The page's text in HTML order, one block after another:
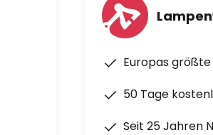
Europas
50 Tage
Seit 25 Jahren